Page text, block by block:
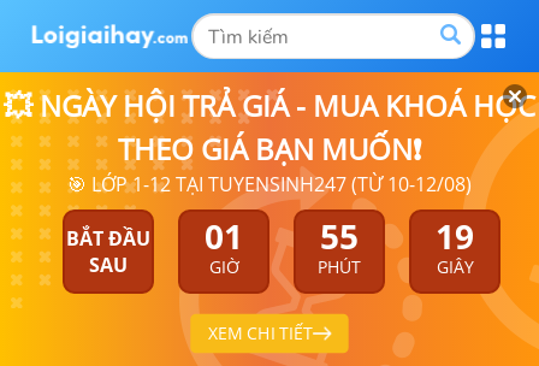
💥 NGÀY HỘI TRẢ GIÁ - MUA KHOÁ HỌC
THEO GIÁ BẠN MUỐN❗
🎯 LỚP 1-12 TẠI TUYENSINH247 (TỪ 10-12/08)
BẮT ĐẦU
SAU
01
GIỜ
55
PHÚT
18
GIÂY
XEM CHI TIẾT